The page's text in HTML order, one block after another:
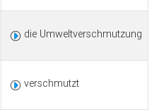
die Umweltverschmutzung
verschmutzt